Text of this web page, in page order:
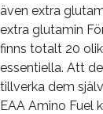
även extra
extra glutamin
finns totalt 20
essentiella. Att
tillverka dem
EAA Amino Fuel